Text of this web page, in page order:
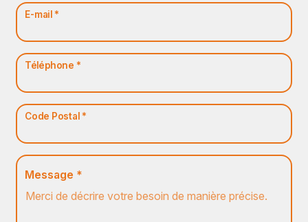
E-mail *
Téléphone *
Code Postal *
Message *